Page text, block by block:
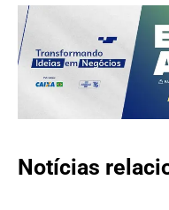
Notícias